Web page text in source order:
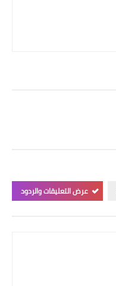
عرض التعليقات والردود